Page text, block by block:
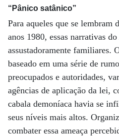
“Pânico satânico”
Para aqueles que se lembram
anos 1980, essas narrativas
assustadoramente familiares.
baseado em uma série de
preocupados e autoridades,
agências de aplicação da lei,
cabala demoníaca havia se
seus níveis mais altos.
combater essa ameaça